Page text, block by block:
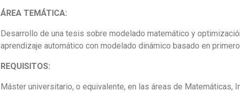
ÁREA TEMÁTICA:
Desarrollo de una tesis sobre modelado matemático y
aprendizaje automático con modelado dinámico basado en
REQUISITOS:
Máster universitario, o equivalente, en las áreas de Matemáticas,